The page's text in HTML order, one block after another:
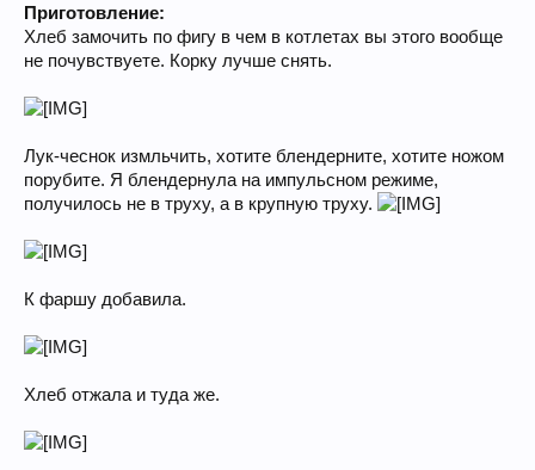
Приготовление:
Хлеб замочить по фигу в чем в котлетах вы этого вообще
не почувствуете. Корку лучше снять.
Лук-чеснок измльчить, хотите блендерните, хотите ножом
порубите. Я блендернула на импульсном режиме,
получилось не в труху, а в крупную труху.
К фаршу добавила.
Хлеб отжала и туда же.